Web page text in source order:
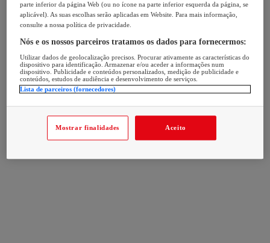
parte inferior da página Web (ou no ícone na parte inferior esquerda da página, se
aplicável). As suas escolhas serão aplicadas em Website. Para mais informação,
consulte a nossa política de privacidade.
Nós e os nossos parceiros tratamos os dados para fornecermos:
Utilizar dados de geolocalização precisos. Procurar ativamente as características do
dispositivo para identificação. Armazenar e/ou aceder a informações num
dispositivo. Publicidade e conteúdos personalizados, medição de publicidade e
conteúdos, estudos de audiência e desenvolvimento de serviços.
Lista de parceiros (fornecedores)
Mostrar finalidades Aceito